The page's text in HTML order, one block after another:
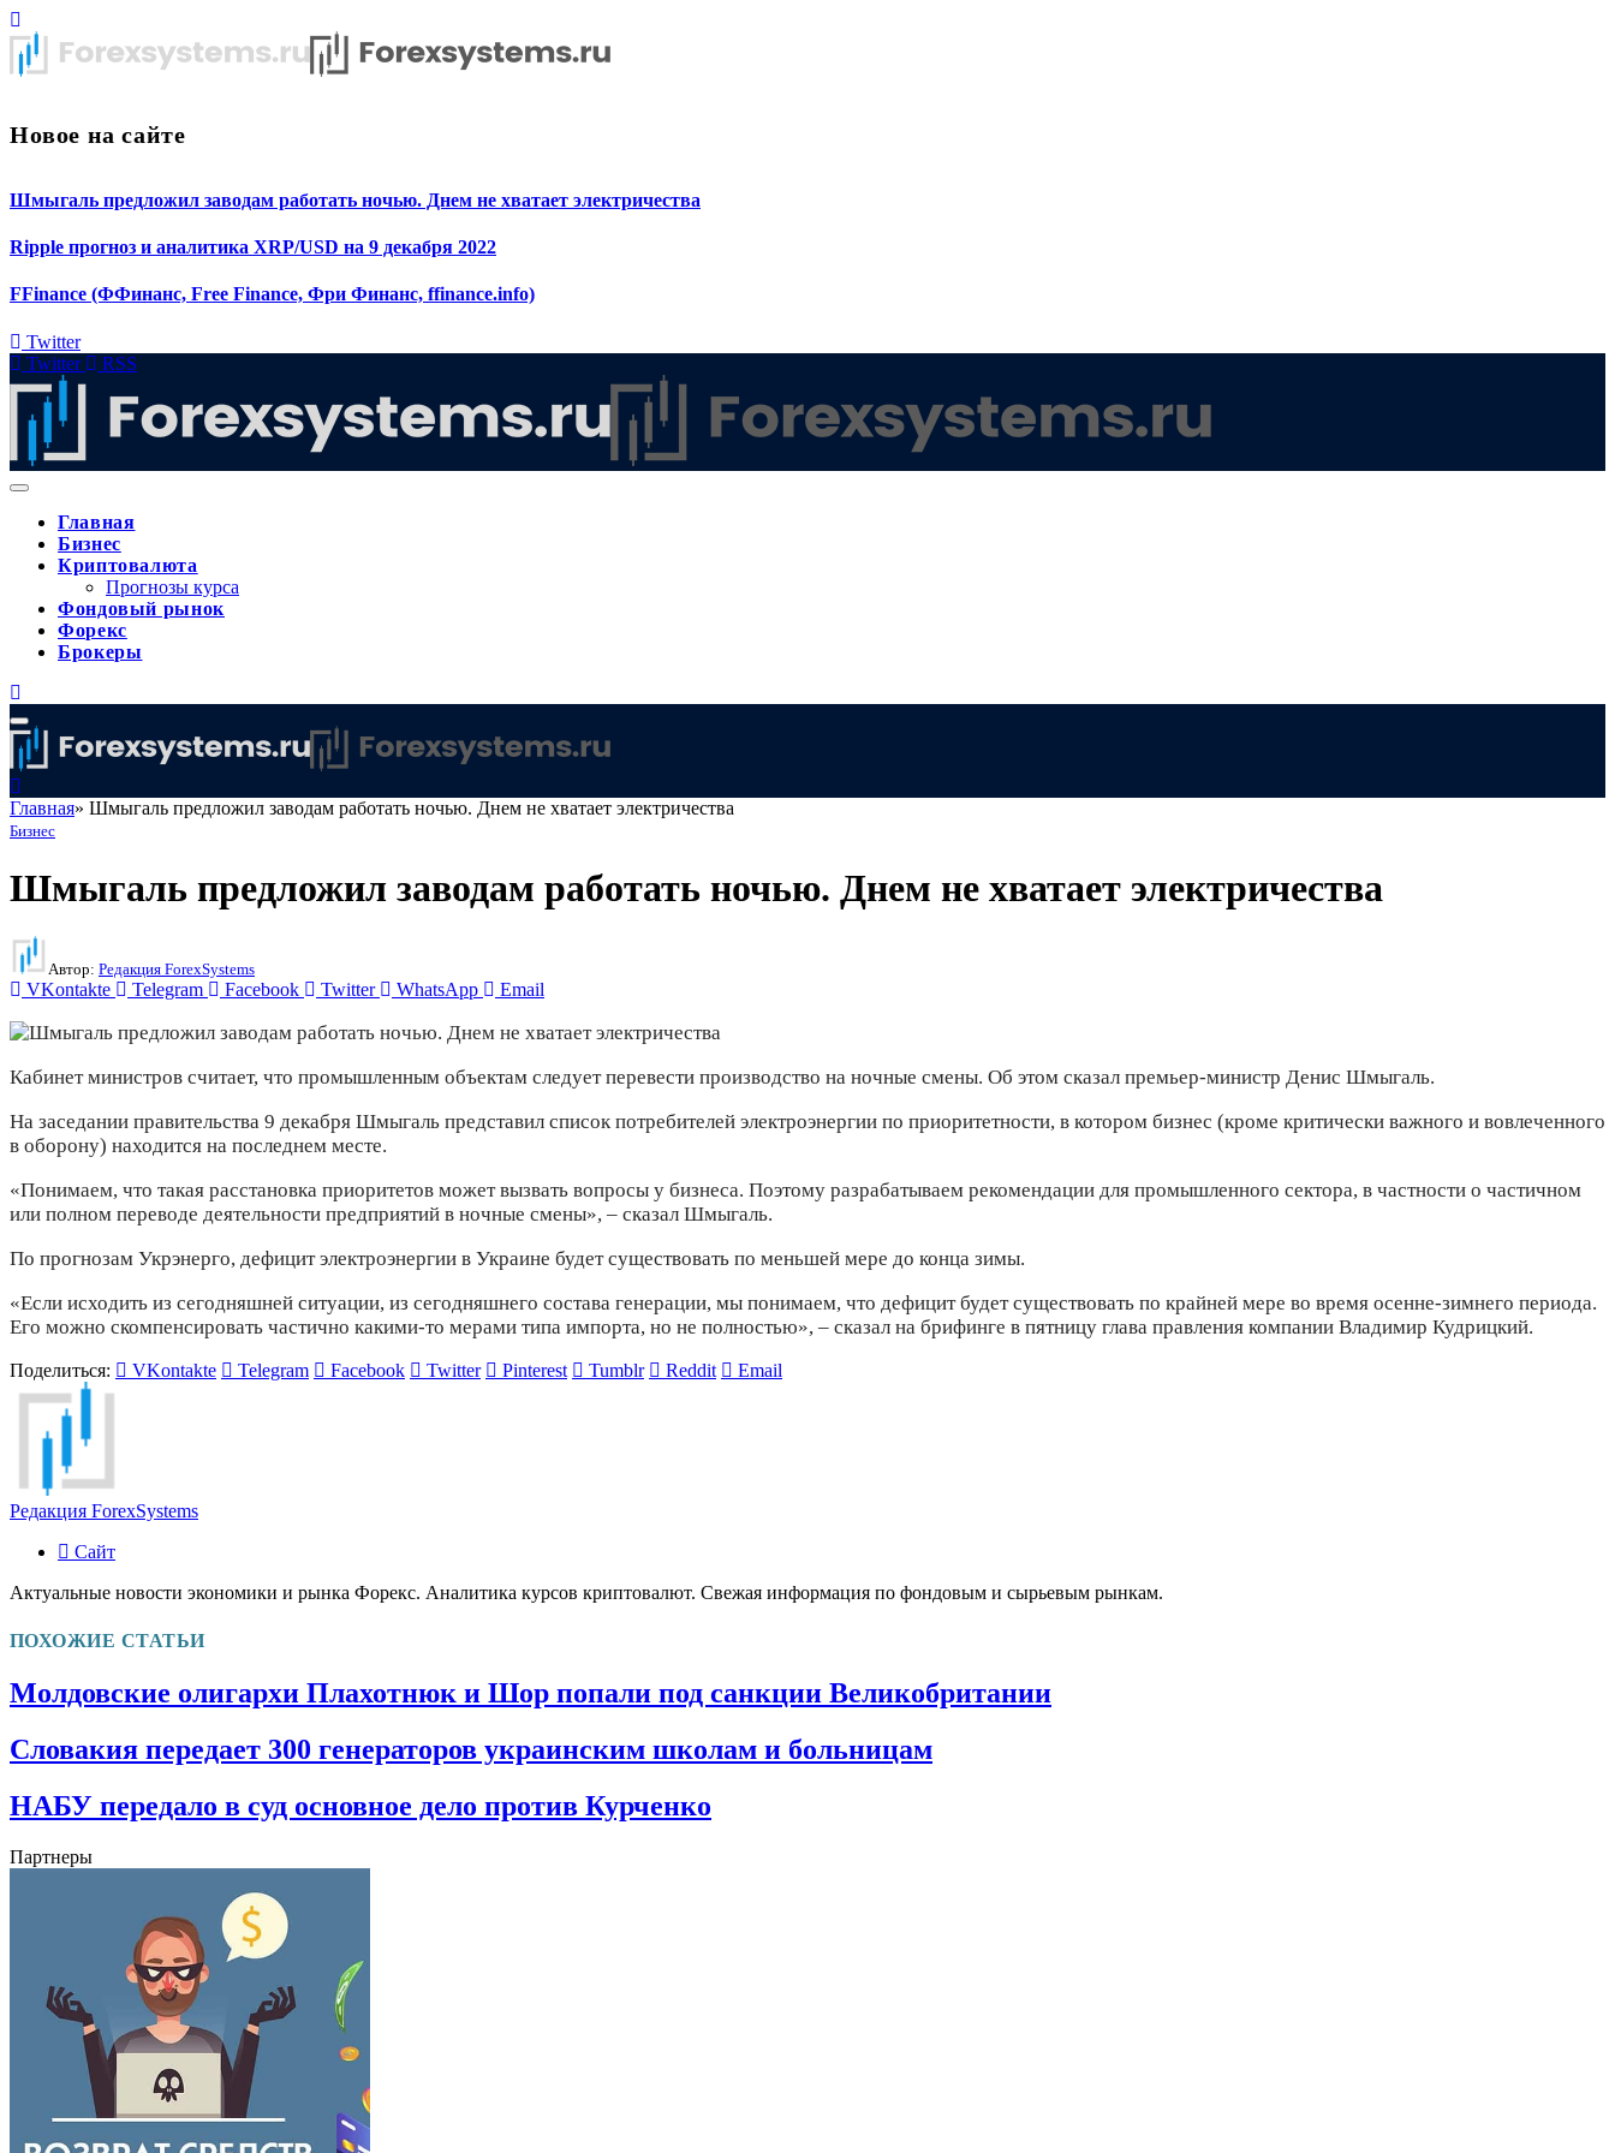
Новое на сайте
Шмыгаль предложил заводам работать ночью. Днем не хватает электричества
Ripple прогноз и аналитика XRP/USD на 9 декабря 2022
FFinance (ФФинанс, Free Finance, Фри Финанс, ffinance.info)
Twitter
Twitter
RSS
Главная
Бизнес
Криптовалюта
Прогнозы курса
Фондовый рынок
Форекс
Брокеры
Главная» Шмыгаль предложил заводам работать ночью. Днем не хватает электричества
Бизнес
Шмыгаль предложил заводам работать ночью. Днем не хватает электричества
Автор: Редакция ForexSystems
VKontakte Telegram Facebook Twitter WhatsApp Email
Кабинет министров считает, что промышленным объектам следует перевести производство на ночные смены. Об этом сказал премьер-министр Денис Шмыгаль.
На заседании правительства 9 декабря Шмыгаль представил список потребителей электроэнергии по приоритетности, в котором бизнес (кроме критически важного и вовлеченного
в оборону) находится на последнем месте.
«Понимаем, что такая расстановка приоритетов может вызвать вопросы у бизнеса. Поэтому разрабатываем рекомендации для промышленного сектора, в частности о частичном
или полном переводе деятельности предприятий в ночные смены», – сказал Шмыгаль.
По прогнозам Укрэнерго, дефицит электроэнергии в Украине будет существовать по меньшей мере до конца зимы.
«Если исходить из сегодняшней ситуации, из сегодняшнего состава генерации, мы понимаем, что дефицит будет существовать по крайней мере во время осенне-зимнего периода.
Его можно скомпенсировать частично какими-то мерами типа импорта, но не полностью», – сказал на брифинге в пятницу глава правления компании Владимир Кудрицкий.
Поделиться: VKontakte Telegram Facebook Twitter Pinterest Tumblr Reddit Email
Редакция ForexSystems
Сайт
Актуальные новости экономики и рынка Форекс. Аналитика курсов криптовалют. Свежая информация по фондовым и сырьевым рынкам.
ПОХОЖИЕ СТАТЬИ
Молдовские олигархи Плахотнюк и Шор попали под санкции Великобритании
Словакия передает 300 генераторов украинским школам и больницам
НАБУ передало в суд основное дело против Курченко
Партнеры